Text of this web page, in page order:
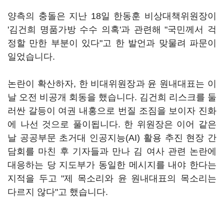
양측의 충돌은 지난 18일 한동훈 비상대책위원장이
'김건희 명품가방 수수 의혹'과 관련해 "국민께서 걱
정할 만한 부분이 있다"고 한 발언과 맞물려 파문이
일었습니다.
논란이 확산하자, 한 비대위원장과 윤 원내대표는 이
날 오전 비공개 회동을 했습니다. 김건희 리스크를 둘
러싼 갈등이 여권 내홍으로 번질 조짐을 보이자 진화
에 나선 것으로 풀이됩니다. 한 위원장은 이어 같은
날 공공부문 초거대 인공지능(AI) 활용 추진 현장 간
담회를 마친 후 기자들과 만나 김 여사 관련 논란에
대응하는 당 지도부가 동일한 메시지를 내야 한다는
지적을 두고 "제 목소리와 윤 원내대표의 목소리는
다르지 않다"고 했습니다.